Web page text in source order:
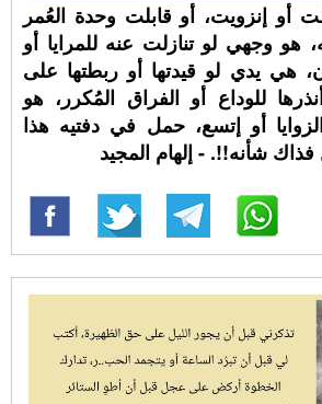
إنزويت، أو قابلت وحدة العُمر
هو وجهي لو تنازلت عنه للمرايا أو
هي يدي لو قيدتها أو ربطتها على
للوداع أو الفراق المُكرر، هو
أو إتسع، حمل في دفتيه هذا
فذاك شأنه!!. - إلهام المجيد